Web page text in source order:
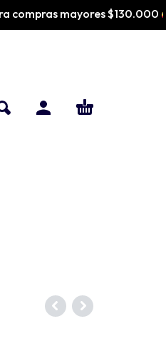
mayores $130.000